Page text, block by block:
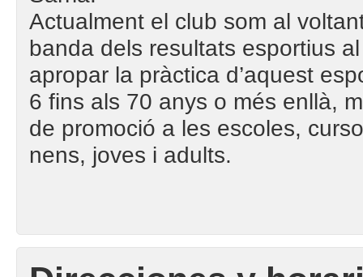
Actualment el club som al
banda dels resultats esportius
apropar la pràctica d’aquest
6 fins als 70 anys o més enllà,
de promoció a les escoles,
nens, joves i adults.